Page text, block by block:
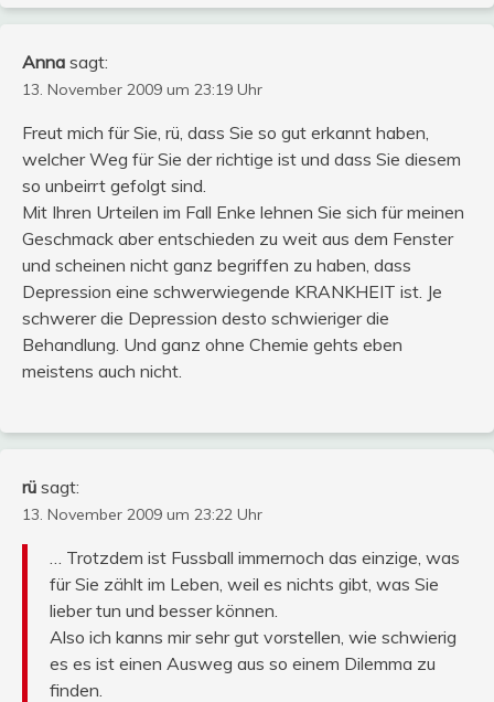
Anna sagt:
13. November 2009 um 23:19 Uhr
Freut mich für Sie, rü, dass Sie so gut erkannt haben,
welcher Weg für Sie der richtige ist und dass Sie diesem
so unbeirrt gefolgt sind.
Mit Ihren Urteilen im Fall Enke lehnen Sie sich für meinen
Geschmack aber entschieden zu weit aus dem Fenster
und scheinen nicht ganz begriffen zu haben, dass
Depression eine schwerwiegende KRANKHEIT ist. Je
schwerer die Depression desto schwieriger die
Behandlung. Und ganz ohne Chemie gehts eben
meistens auch nicht.
rü sagt:
13. November 2009 um 23:22 Uhr
… Trotzdem ist Fussball immernoch das einzige, was
für Sie zählt im Leben, weil es nichts gibt, was Sie
lieber tun und besser können.
Also ich kanns mir sehr gut vorstellen, wie schwierig
es es ist einen Ausweg aus so einem Dilemma zu
finden.